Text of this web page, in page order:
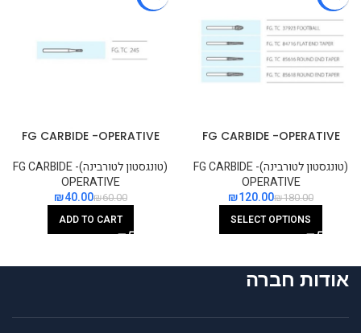
FG CARBIDE -OPERATIVE
(טונגסטון לטורבינה)FG CARBIDE -
OPERATIVE
₪180.00
₪120.00
SELECT OPTIONS
FG CARBIDE -OPERATIVE
(טונגסטון לטורבינה)FG CARBIDE -
OPERATIVE
₪60.00
₪40.00
ADD TO CART
אודות חברה